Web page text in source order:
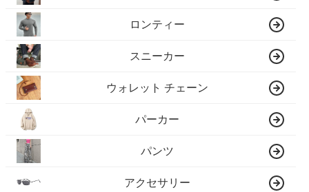
ロンティー
スニーカー
ウォレット チェーン
パーカー
パンツ
アクセサリー